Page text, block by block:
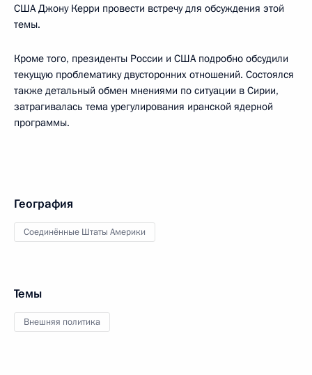
США Джону Керри провести встречу для обсуждения этой
темы.
Кроме того, президенты России и США подробно обсудили
текущую проблематику двусторонних отношений. Состоялся
также детальный обмен мнениями по ситуации в Сирии,
затрагивалась тема урегулирования иранской ядерной
программы.
География
Соединённые Штаты Америки
Темы
Внешняя политика